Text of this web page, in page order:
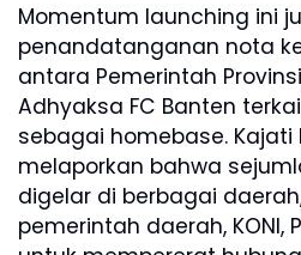
Momentum launching ini
penandatanganan nota
antara Pemerintah
Adhyaksa FC Banten
sebagai homebase. Kajati
melaporkan bahwa
digelar di berbagai
pemerintah daerah, KONI,